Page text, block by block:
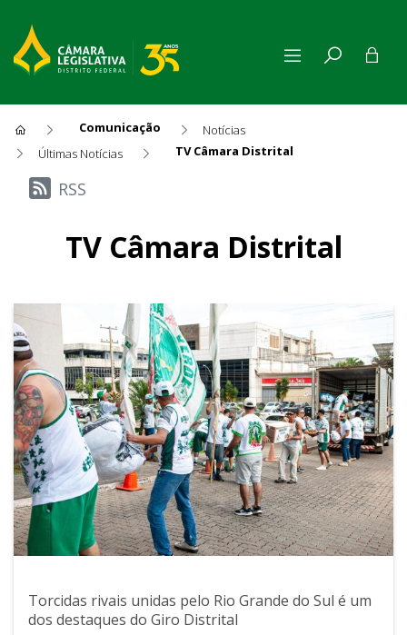
Comunicação
Notícias
Últimas Notícias
TV Câmara Distrital
Últimas Notícias
RSS
TV Câmara Distrital
Torcidas rivais unidas pelo Rio Grande do Sul é um
dos destaques do Giro Distrital